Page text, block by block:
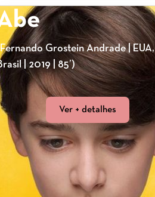
Grostein Andrade | EUA,
| 2019 | 85’)
Ver + detalhes